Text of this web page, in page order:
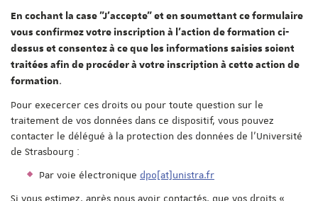
En cochant la case "J'accepte" et en soumettant ce formulaire
vous confirmez votre inscription à l'action de formation ci-
dessus et consentez à ce que les informations saisies soient
traitées afin de procéder à votre inscription à cette action de
formation.
Pour execercer ces droits ou pour toute question sur le
traitement de vos données dans ce dispositif, vous pouvez
contacter le délégué à la protection des données de l'Université
de Strasbourg :
Par voie électronique dpo[at]unistra.fr
Si vous estimez, après nous avoir contactés, que vos droits «